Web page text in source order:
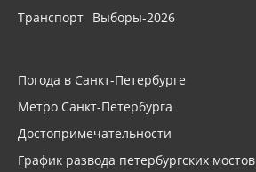
Транспорт Выборы-2026
Погода в Санкт-Петербурге
Метро Санкт-Петербурга
Достопримечательности
График развода петербургских мостов